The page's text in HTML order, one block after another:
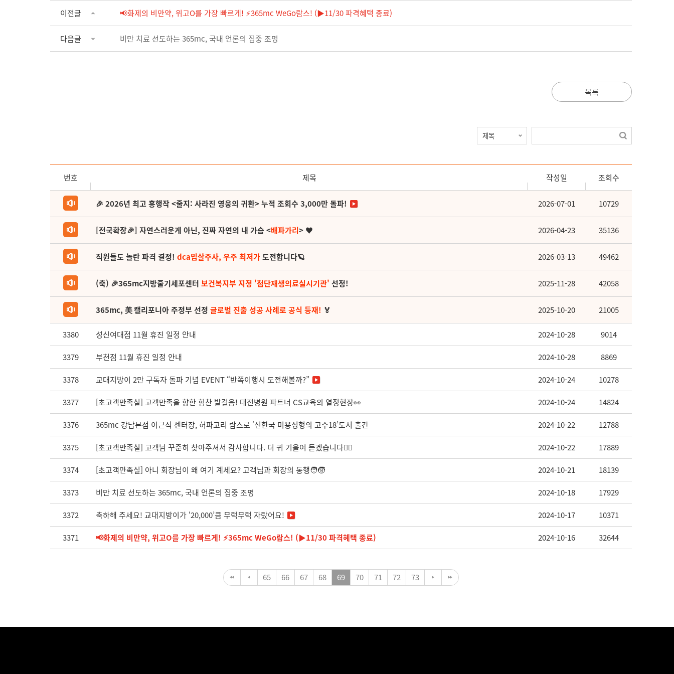
이전글 📢화제의 비만약, 위고O를 가장 빠르게! ⚡365mc WeGo람스! (▶11/30 파격혜택 종료)
다음글 비만 치료 선도하는 365mc, 국내 언론의 집중 조명
목록
번호 제목 작성일 조회수
🎉 2026년 최고 흥행작 <줄지: 사라진 영웅의 귀환> 누적 조회수 3,000만 돌파! 2026-07-01 10729
[전국확장🎉] 자연스러운게 아닌, 진짜 자연의 내 가슴 <배파가리> ♥ 2026-04-23 35136
직원들도 놀란 파격 결정! dca밉살주사, 우주 최저가도전합니다🪐 2026-03-13 49462
(축) 🎉365mc지방줄기세포센터 보건복지부 지정 '첨단재생의료실시기관' 선정! 2025-11-28 42058
365mc, 美 캘리포니아 주정부 선정 글로벌 진출 성공 사례로 공식 등재! 🏅 2025-10-20 21005
3380 성신여대점 11월 휴진 일정 안내 2024-10-28 9014
3379 부천점 11월 휴진 일정 안내 2024-10-28 8869
3378 교대지방이 2만 구독자 돌파 기념 EVENT “반쪽이행시 도전해볼까?” 2024-10-24 10278
3377 [초고객만족실] 고객만족을 향한 힘찬 발걸음! 대전병원 파트너 CS교육의 열정현장👀 2024-10-24 14824
3376 365mc 강남본점 이근직 센터장, 허파고리 람스로 ‘신한국 미용성형의 고수18’도서 출간 2024-10-22 12788
3375 [초고객만족실] 고객님 꾸준히 찾아주셔서 감사합니다. 더 귀 기울여 듣겠습니다🙋‍♀️ 2024-10-22 17889
3374 [초고객만족실] 아니 회장님이 왜 여기 계세요? 고객님과 회장의 동행🧑‍🧒 2024-10-21 18139
3373 비만 치료 선도하는 365mc, 국내 언론의 집중 조명 2024-10-18 17929
3372 축하해 주세요! 교대지방이가 ‘20,000’큼 무럭무럭 자랐어요! 2024-10-17 10371
3371 📢화제의 비만약, 위고O를 가장 빠르게! ⚡365mc WeGo람스! (▶11/30 파격혜택 종료) 2024-10-16 32644
65 66 67 68 69 70 71 72 73